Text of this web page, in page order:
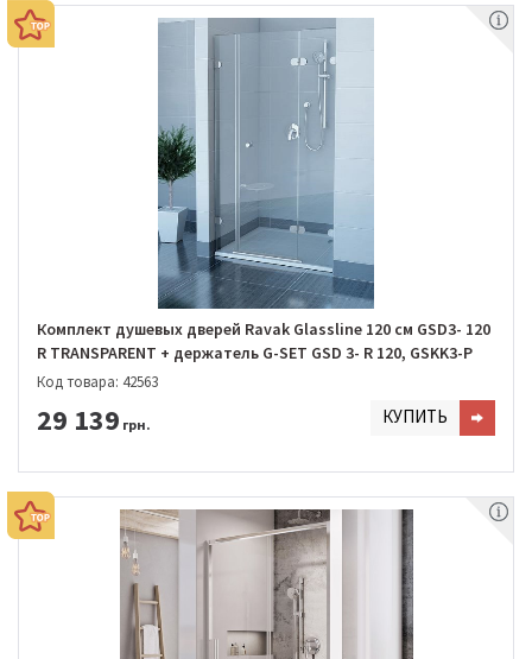
Комплект душевых дверей Ravak Glassline 120 см GSD3- 120
R TRANSPARENT + держатель G-SET GSD 3- R 120, GSKK3-P
Код товара: 42563
29 139 грн. КУПИТЬ